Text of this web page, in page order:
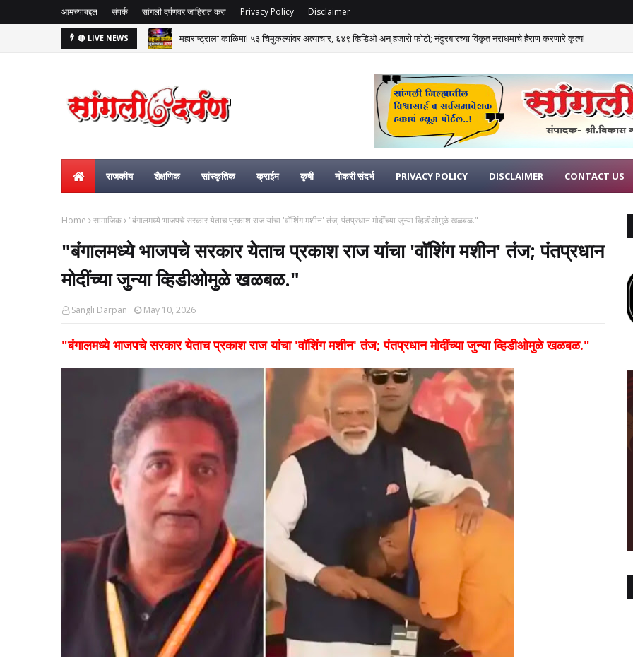
आमच्याबद्दल संपर्क सांगली दर्पणवर जाहिरात करा Privacy Policy Disclaimer
🔴 LIVE NEWS महाराष्ट्राला काळिमा! ५३ चिमुकल्यांवर अत्याचार, ६४९ व्हिडिओ अन् हजारो फोटो; नंदुरबारच्या विकृत नराधमाचे हैराण करणारे कृत्य!
राजकीय शैक्षणिक सांस्कृतिक क्राईम कृषी नोकरी संदर्भ PRIVACY POLICY DISCLAIMER CONTACT US
Home सामाजिक "बंगालमध्ये भाजपचे सरकार येताच प्रकाश राज यांचा 'वॉशिंग मशीन' तंज; पंतप्रधान मोदींच्या जुन्या व्हिडीओमुळे खळबळ."
"बंगालमध्ये भाजपचे सरकार येताच प्रकाश राज यांचा 'वॉशिंग मशीन' तंज; पंतप्रधान
मोदींच्या जुन्या व्हिडीओमुळे खळबळ."
Sangli Darpan May 10, 2026
"बंगालमध्ये भाजपचे सरकार येताच प्रकाश राज यांचा 'वॉशिंग मशीन' तंज; पंतप्रधान मोदींच्या जुन्या व्हिडीओमुळे खळबळ."